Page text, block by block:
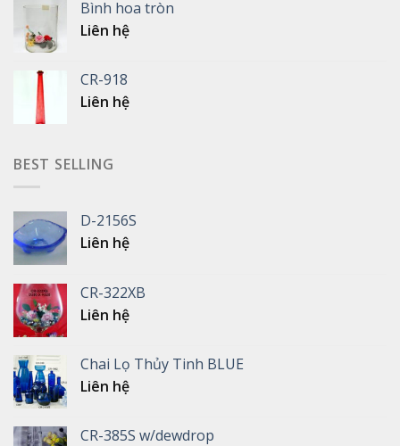
Bình hoa tròn
Liên hệ
CR-918
Liên hệ
BEST SELLING
D-2156S
Liên hệ
CR-322XB
Liên hệ
Chai Lọ Thủy Tinh BLUE
Liên hệ
CR-385S w/dewdrop